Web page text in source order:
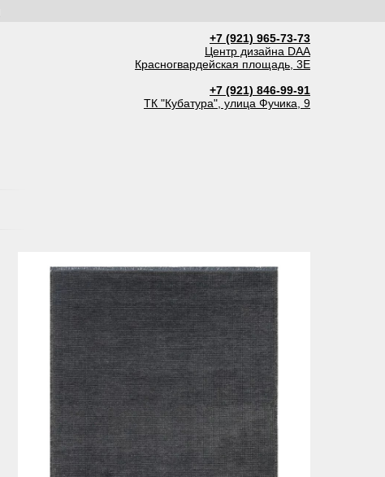
+7 (921) 965-73-73
Центр дизайна DAA
Красногвардейская площадь, 3Е
+7 (921) 846-99-91
ТК "Кубатура", улица Фучика, 9